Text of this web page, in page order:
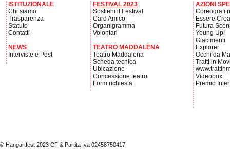
ISTITUZIONALE
Chi siamo
Trasparenza
Statuto
Contatti
NEWS
Interviste e Post
FESTIVAL 2023
Sostieni il Festival
Card Amico
Organigramma
Volontari
TEATRO MADDALENA
Teatro Maddalena
Scheda tecnica
Ubicazione
Concessione teatro
Form richiesta
AZIONI
Coreografi
Essere
Futura
Young Up!
Giacimenti
Explorer
Occhi da
Tratti in
Videobox
Premio
© Hangartfest 2023 CF & Partita Iva 02458750417